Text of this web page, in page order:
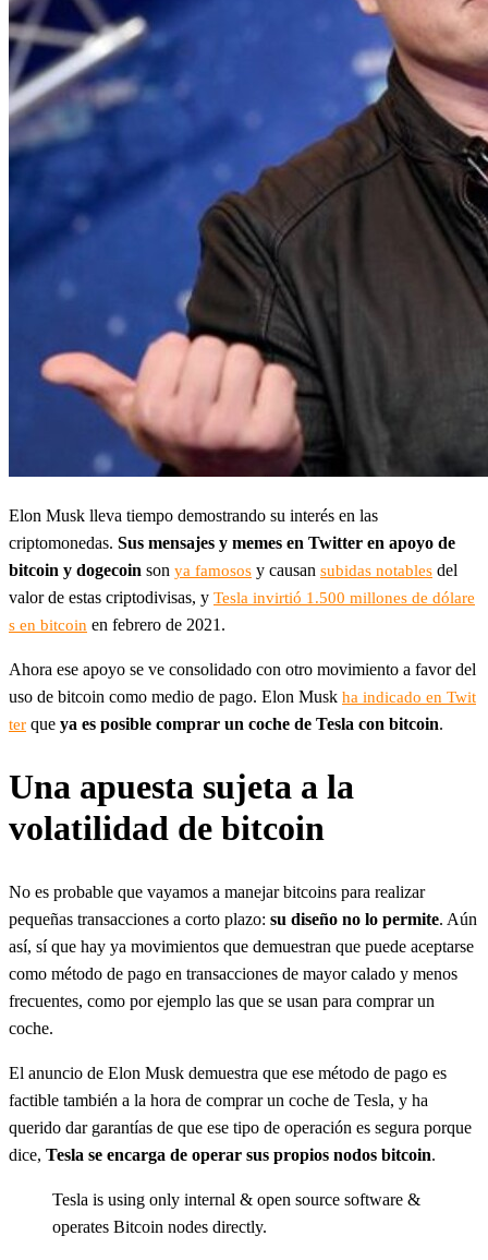
Elon Musk lleva tiempo demostrando su interés en las
criptomonedas. Sus mensajes y memes en Twitter en apoyo de
bitcoin y dogecoin son ya famosos y causan subidas notables del
valor de estas criptodivisas, y Tesla invirtió 1.500 millones de dólare
s en bitcoin en febrero de 2021.
Ahora ese apoyo se ve consolidado con otro movimiento a favor del
uso de bitcoin como medio de pago. Elon Musk ha indicado en Twit
ter que ya es posible comprar un coche de Tesla con bitcoin.
Una apuesta sujeta a la
volatilidad de bitcoin
No es probable que vayamos a manejar bitcoins para realizar
pequeñas transacciones a corto plazo: su diseño no lo permite. Aún
así, sí que hay ya movimientos que demuestran que puede aceptarse
como método de pago en transacciones de mayor calado y menos
frecuentes, como por ejemplo las que se usan para comprar un
coche.
El anuncio de Elon Musk demuestra que ese método de pago es
factible también a la hora de comprar un coche de Tesla, y ha
querido dar garantías de que ese tipo de operación es segura porque
dice, Tesla se encarga de operar sus propios nodos bitcoin.
Tesla is using only internal & open source software &
operates Bitcoin nodes directly.